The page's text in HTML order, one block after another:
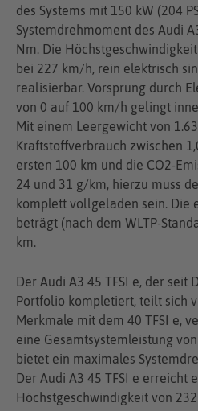
des Systems mit 150 kW (204
Systemdrehmoment des Audi
Nm. Die
bei 227 km/h, rein elektrisch
realisierbar. Vorsprung durch
von 0 auf 100 km/h gelingt
Mit einem Leergewicht von
Kraftstoffverbrauch zwischen
ersten 100 km und die CO2-
24 und 31 g/km, hierzu muss
komplett vollgeladen sein. Die
beträgt (nach dem WLTP-
km.
Der Audi A3 45 TFSI e, der seit
Portfolio kompletiert, teilt sich
Merkmale mit dem 40 TFSI e,
eine Gesamtsystemleistung
bietet ein maximales
Der Audi A3 45 TFSI e erreicht
Höchstgeschwindigkeit von